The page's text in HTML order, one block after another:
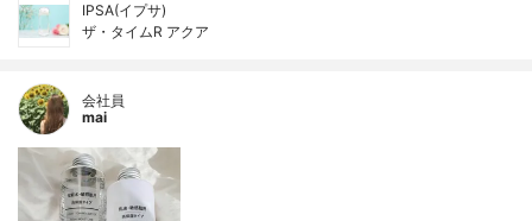
IPSA(イプサ)
ザ・タイムR アクア
会社員
mai